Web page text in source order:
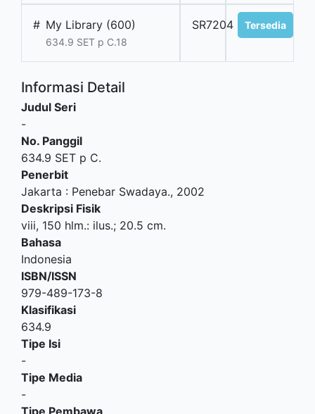
# My Library (600)
634.9 SET p C.18
SR7204 Tersedia
Informasi Detail
Judul Seri
-
No. Panggil
634.9 SET p C.
Penerbit
Jakarta : Penebar Swadaya., 2002
Deskripsi Fisik
viii, 150 hlm.: ilus.; 20.5 cm.
Bahasa
Indonesia
ISBN/ISSN
979-489-173-8
Klasifikasi
634.9
Tipe Isi
-
Tipe Media
-
Tipe Pembawa